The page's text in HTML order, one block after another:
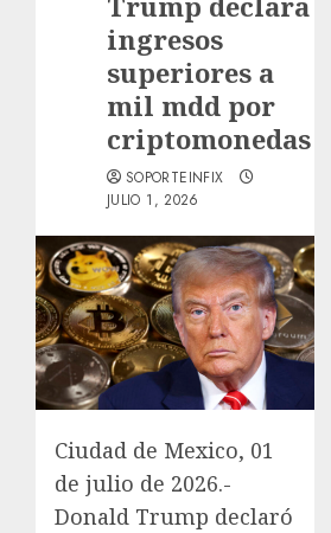
ingresos
superiores a
mil mdd por
criptomonedas
SOPORTEINFIX
JULIO 1, 2026
Ciudad de Mexico, 01
de julio de 2026.-
Donald Trump declaró